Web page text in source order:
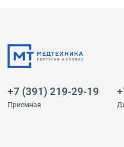
+7 (391) 219-29-19
Приемная